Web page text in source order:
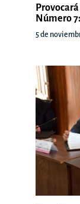
Número 7:
5 de